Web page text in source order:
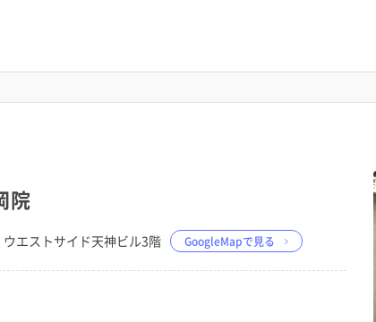
院
エストサイド天神ビル3階 GoogleMapで見る